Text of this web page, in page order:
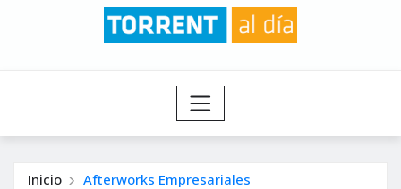
Inicio Afterworks Empresariales